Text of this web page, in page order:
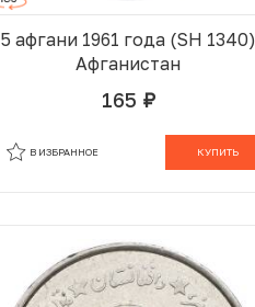
5 афгани 1961 года (SH 1340)
Афганистан
165 руб.
КУПИТЬ
В ИЗБРАННОЕ